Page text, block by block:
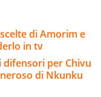
di Amorim e
in tv
difensori per Chivu
di Nkunku